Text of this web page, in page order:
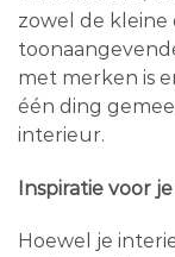
zowel de kleine
met merken is
één ding
interieur.
Inspiratie voor
Hoewel je